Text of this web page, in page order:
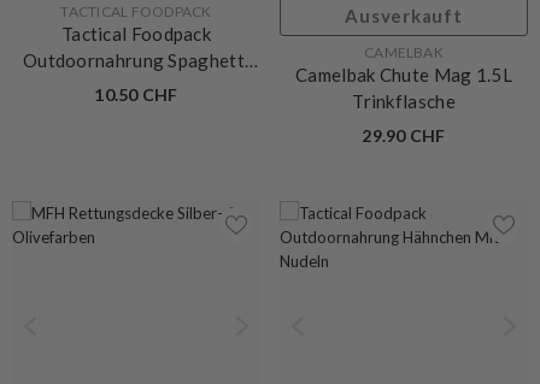
VERKÄUFERIN:
TACTICAL FOODPACK
Tactical Foodpack
Outdoornahrung Spaghetti
Bolognese
10.50 CHF
Ausverkauft
VERKÄUFERIN:CAMELBAK
Camelbak Chute Mag 1.5L
Trinkflasche
29.90 CHF